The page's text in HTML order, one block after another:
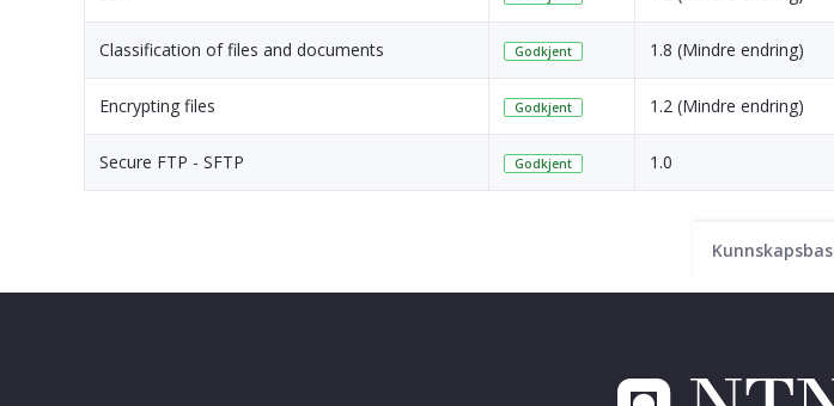
Classification of files and documents Godkjent 1.8 (Mindre endring)
Encrypting files Godkjent 1.2 (Mindre endring)
Secure FTP - SFTP Godkjent 1.0